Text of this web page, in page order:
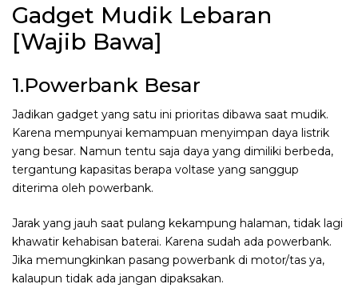
Gadget Mudik Lebaran
[Wajib Bawa]
1.Powerbank Besar
Jadikan gadget yang satu ini prioritas dibawa saat mudik.
Karena mempunyai kemampuan menyimpan daya listrik
yang besar. Namun tentu saja daya yang dimiliki berbeda,
tergantung kapasitas berapa voltase yang sanggup
diterima oleh powerbank.
Jarak yang jauh saat pulang kekampung halaman, tidak lagi
khawatir kehabisan baterai. Karena sudah ada powerbank.
Jika memungkinkan pasang powerbank di motor/tas ya,
kalaupun tidak ada jangan dipaksakan.